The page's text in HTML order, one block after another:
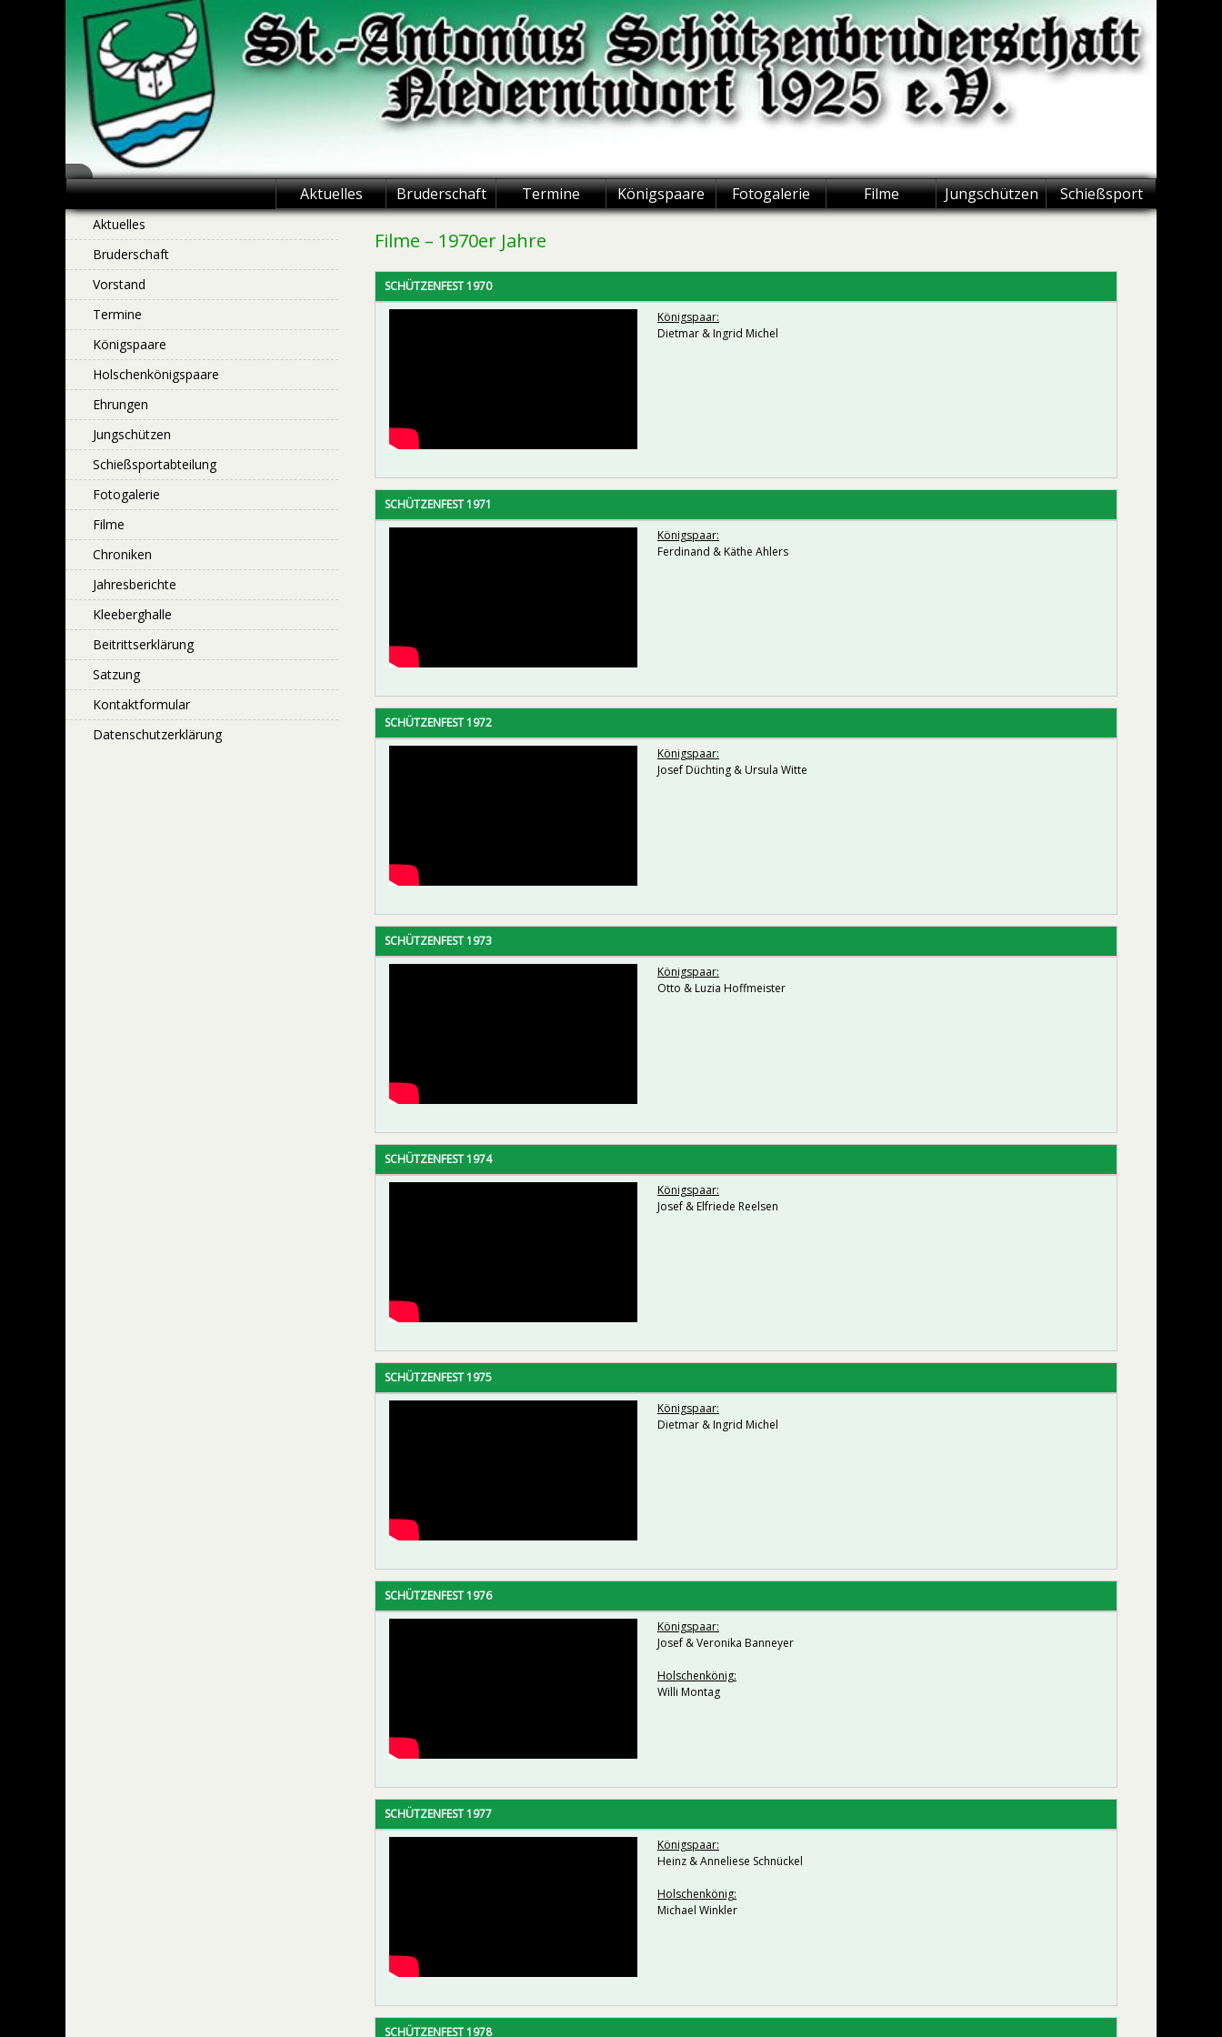
St.-Antonius
Schützenbruderschaft
Niederntudorf
Aktuelles Bruderschaft Termine Königspaare Fotogalerie Filme Jungschützen Schießsport
Filme – 1970er Jahre
SCHÜTZENFEST 1970
Königspaar:
Dietmar & Ingrid Michel
SCHÜTZENFEST 1971
Königspaar:
Ferdinand & Käthe Ahlers
SCHÜTZENFEST 1972
Königspaar:
Josef Düchting & Ursula Witte
SCHÜTZENFEST 1973
Königspaar:
Otto & Luzia Hoffmeister
SCHÜTZENFEST 1974
Königspaar:
Josef & Elfriede Reelsen
SCHÜTZENFEST 1975
Königspaar:
Dietmar & Ingrid Michel
SCHÜTZENFEST 1976
Königspaar:
Josef & Veronika Banneyer
Holschenkönig:
Willi Montag
SCHÜTZENFEST 1977
Königspaar:
Heinz & Anneliese Schnückel
Holschenkönig:
Michael Winkler
SCHÜTZENFEST 1978
Aktuelles
Bruderschaft
Vorstand
Termine
Königspaare
Holschenkönigspaare
Ehrungen
Jungschützen
Schießsportabteilung
Fotogalerie
Filme
Chroniken
Jahresberichte
Kleeberghalle
Beitrittserklärung
Satzung
Kontaktformular
Datenschutzerklärung